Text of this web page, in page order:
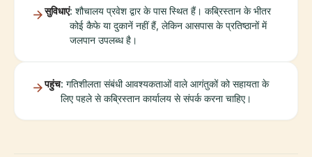
सुविधाएं: शौचालय प्रवेश द्वार के पास स्थित हैं। कब्रिस्तान के भीतर
कोई कैफे या दुकानें नहीं हैं, लेकिन आसपास के प्रतिष्ठानों में
जलपान उपलब्ध है।
पहुंच: गतिशीलता संबंधी आवश्यकताओं वाले आगंतुकों को सहायता के
लिए पहले से कब्रिस्तान कार्यालय से संपर्क करना चाहिए।